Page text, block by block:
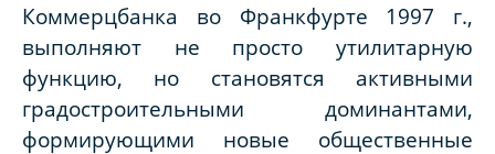
Коммерцбанка во Франкфурте 1997 г.,
выполняют не просто утилитарную
функцию, но становятся активными
градостроительными доминантами,
формирующими новые общественные